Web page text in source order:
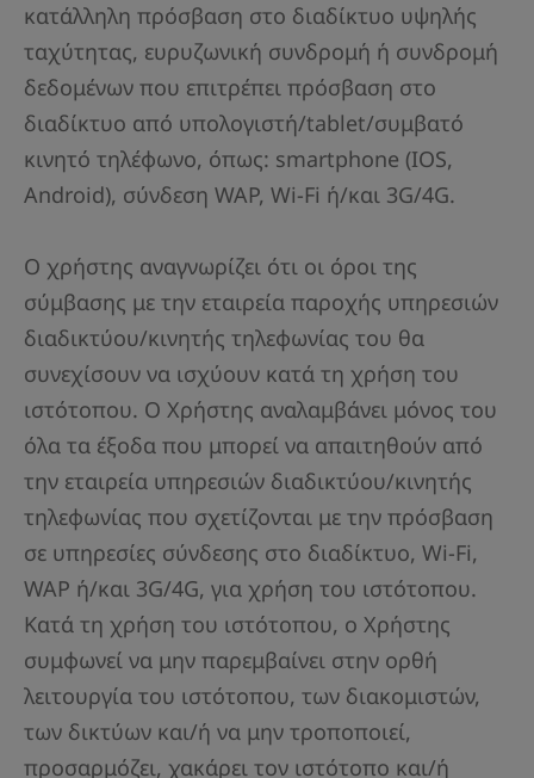
κατάλληλη πρόσβαση στο διαδίκτυο υψηλής
ταχύτητας, ευρυζωνική συνδρομή ή συνδρομή
δεδομένων που επιτρέπει πρόσβαση στο
διαδίκτυο από υπολογιστή/tablet/συμβατό
κινητό τηλέφωνο, όπως: smartphone (IOS,
Android), σύνδεση WAP, Wi-Fi ή/και 3G/4G.
Ο χρήστης αναγνωρίζει ότι οι όροι της
σύμβασης με την εταιρεία παροχής υπηρεσιών
διαδικτύου/κινητής τηλεφωνίας του θα
συνεχίσουν να ισχύουν κατά τη χρήση του
ιστότοπου. Ο Χρήστης αναλαμβάνει μόνος του
όλα τα έξοδα που μπορεί να απαιτηθούν από
την εταιρεία υπηρεσιών διαδικτύου/κινητής
τηλεφωνίας που σχετίζονται με την πρόσβαση
σε υπηρεσίες σύνδεσης στο διαδίκτυο, Wi-Fi,
WAP ή/και 3G/4G, για χρήση του ιστότοπου.
Κατά τη χρήση του ιστότοπου, ο Χρήστης
συμφωνεί να μην παρεμβαίνει στην ορθή
λειτουργία του ιστότοπου, των διακομιστών,
των δικτύων και/ή να μην τροποποιεί,
προσαρμόζει, χακάρει τον ιστότοπο και/ή